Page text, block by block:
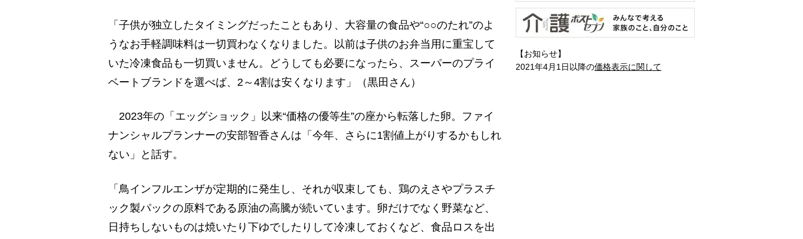
「子供が独立したタイミングだったこともあり、大容量の食品や“○○のたれ”のよ
うなお手軽調味料は一切買わなくなりました。以前は子供のお弁当用に重宝して
いた冷凍食品も一切買いません。どうしても必要になったら、スーパーのプライ
ベートブランドを選べば、2～4割は安くなります」（黒田さん）
2023年の「エッグショック」以来“価格の優等生”の座から転落した卵。ファイ
ナンシャルプランナーの安部智香さんは「今年、さらに1割値上がりするかもしれ
ない」と話す。
「鳥インフルエンザが定期的に発生し、それが収束しても、鶏のえさやプラスチ
ック製パックの原料である原油の高騰が続いています。卵だけでなく野菜など、
日持ちしないものは焼いたり下ゆでしたりして冷凍しておくなど、食品ロスを出
【お知らせ】
2021年4月1日以降の価格表示に関して